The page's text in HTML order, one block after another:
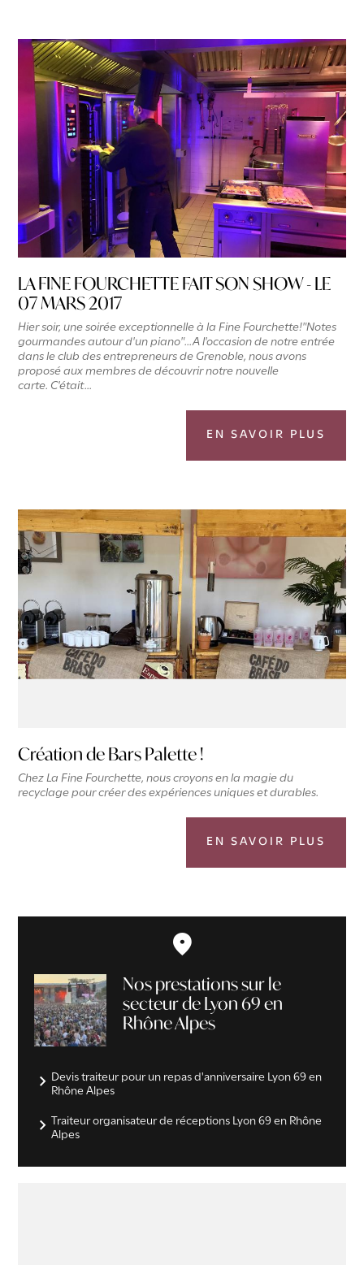
LA FINE FOURCHETTE FAIT SON SHOW - LE
07 MARS 2017
Hier soir, une soirée exceptionnelle à la Fine Fourchette!"Notes
gourmandes autour d'un piano"...A l'occasion de notre entrée
dans le club des entrepreneurs de Grenoble, nous avons
proposé aux membres de découvrir notre nouvelle
carte. C'était...
EN SAVOIR PLUS
Création de Bars Palette !
Chez La Fine Fourchette, nous croyons en la magie du
recyclage pour créer des expériences uniques et durables.
EN SAVOIR PLUS
Nos prestations sur le
secteur de Lyon 69 en
Rhône Alpes
Devis traiteur pour un repas d'anniversaire Lyon 69 en
Rhône Alpes
Traiteur organisateur de réceptions Lyon 69 en Rhône
Alpes